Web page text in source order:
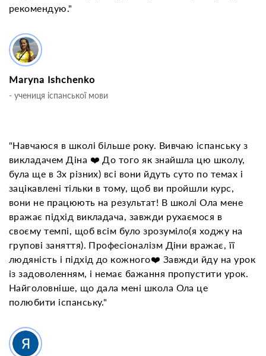
рекомендую."
Maryna Ishchenko
- учениця іспанської мови
"Навчаюся в школі більше року. Вивчаю іспанську з
викладачем Діна ❤️ До того як знайшла цю школу,
була ще в 3х різних) всі вони йдуть суто по темах і
зацікавлені тільки в тому, щоб ви пройшли курс,
вони не працюють на результат! В школі Ола мене
вражає підхід викладача, завжди рухаємося в
своєму темпі, щоб всім було зрозуміло(я ходжу на
групові заняття). Професіоналізм Діни вражає, її
людяність і підхід до кожного❤️ Завжди йду на урок
із задоволенням, і немає бажання пропустити урок.
Найголовніше, що дала мені школа Ола це
полюбити іспанську."